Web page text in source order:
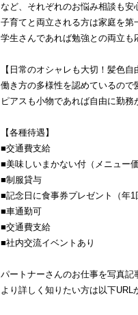
など、それぞれのお悩み相談も安
子育てと両立される方は家庭を第
学生さんであれば勉強との両立も
【日常のオシャレも大切！髪色自
働き方の多様性を認めているので
ピアスも小物であれば自由に勤務
【各種待遇】
■交通費支給
■美味しいまかない付（メニュー
■制服貸与
■記念日に食事券プレゼント（年1
■車通勤可
■交通費支給
■社内交流イベントあり
パートナーさんのお仕事を写真記
より詳しく知りたい方は以下